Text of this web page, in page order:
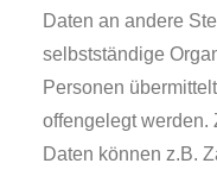
Daten an andere
selbstständige
Personen
offengelegt werden.
Daten können z.B.